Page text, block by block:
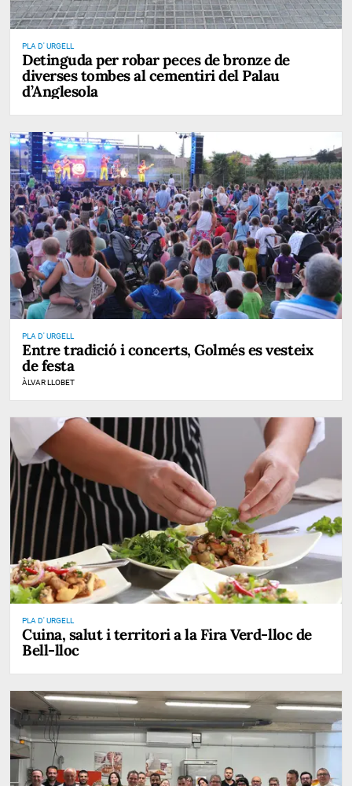
PLA D' URGELL
Detinguda per robar peces de bronze de
diverses tombes al cementiri del Palau
d’Anglesola
PLA D' URGELL
Entre tradició i concerts, Golmés es vesteix
de festa
ÀLVAR LLOBET
PLA D' URGELL
Cuina, salut i territori a la Fira Verd-lloc de
Bell-lloc